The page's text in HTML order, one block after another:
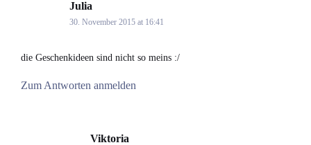
Julia
30. November 2015 at 16:41
die Geschenkideen sind nicht so meins :/
Zum Antworten anmelden
Viktoria